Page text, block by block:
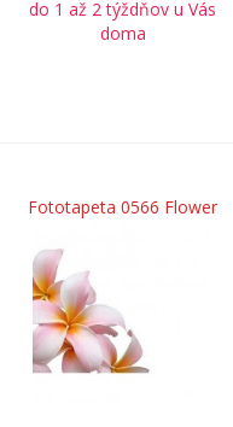
do 1 až 2 týždňov u Vás
doma
Fototapeta 0566 Flower